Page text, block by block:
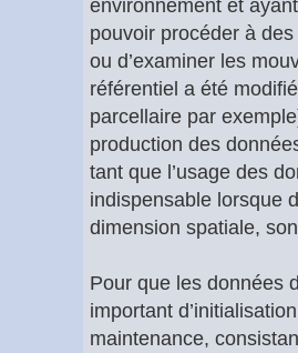
environnement et
pouvoir procéder à
ou d’examiner les
référentiel a été
parcellaire par
production des
tant que l’usage des
indispensable lorsque
dimension spatiale,
Pour que les données
important
maintenance,